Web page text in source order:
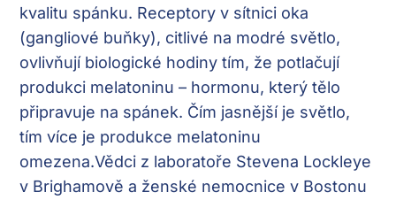
kvalitu spánku. Receptory v sítnici oka
(gangliové buňky), citlivé na modré světlo,
ovlivňují biologické hodiny tím, že potlačují
produkci melatoninu – hormonu, který tělo
připravuje na spánek. Čím jasnější je světlo,
tím více je produkce melatoninu
omezena.Vědci z laboratoře Stevena Lockleye
v Brighamově a ženské nemocnice v Bostonu